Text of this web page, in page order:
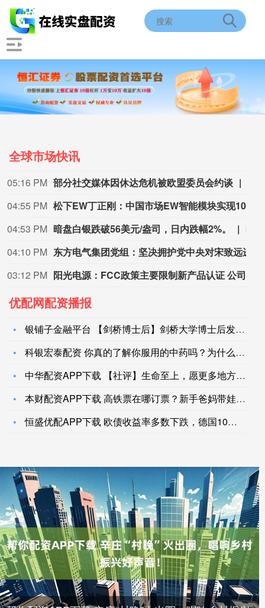
全球市场快讯
05:16 PM 部分社交媒体因休达危机被欧盟委员会约谈
04:55 PM
04:53 PM 暗盘白银跌破56美元/盎司，日内跌幅2%。
04:10 PM
03:12 PM
优配网配资播报
银铺子金融平台 【剑桥博士后】剑桥大学博士后发展项目研讨课程
科银宏泰配资 你真的了解你服用的中药吗？为什么中医治疗视神经
中华配资APP下载 【社评】生命至上，愿更多地方交出防灾减灾
本财配资APP下载 高铁票在哪订票？新手爸妈带娃第一次坐高铁
恒盛优配APP下载 欧债收益率多数下跌，德国10年期国债收益